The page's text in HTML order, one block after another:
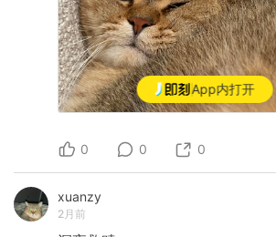
App内打开
0 0 0
xuanzy
2月前